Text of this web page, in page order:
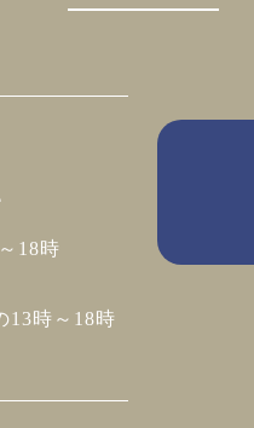
18時
13時～18時